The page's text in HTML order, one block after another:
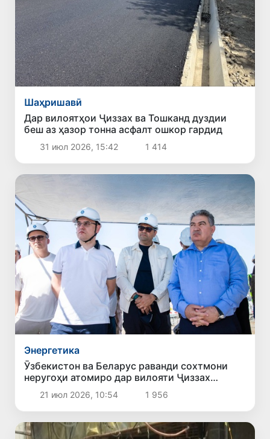
Шаҳришавӣ
Дар вилоятҳои Ҷиззах ва Тошканд дуздии
беш аз ҳазор тонна асфалт ошкор гардид
31 июл 2026, 15:42 1 414
Энергетика
Ӯзбекистон ва Беларус раванди сохтмони
неругоҳи атомиро дар вилояти Ҷиззах
баррасӣ карданд
21 июл 2026, 10:54 1 956